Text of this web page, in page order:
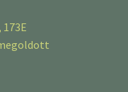
173E